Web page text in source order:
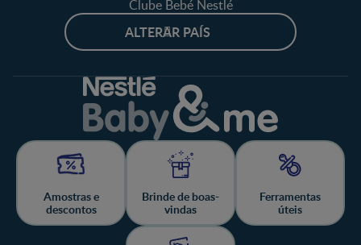
Clube Bebé Nestlé
ALTERAR PAÍS
Amostras e
descontos
Brinde de boas-
vindas
Ferramentas
úteis